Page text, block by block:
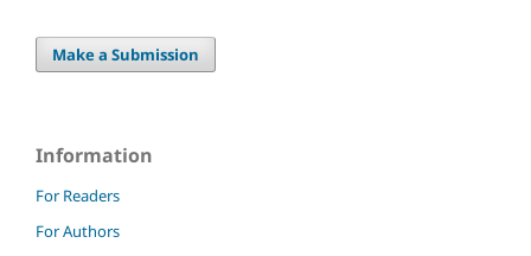
Make a Submission
Information
For Readers
For Authors